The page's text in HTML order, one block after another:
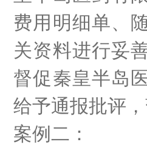
费用明细单、
关资料进行妥
督促秦皇半岛
给予通报批评
案例二：